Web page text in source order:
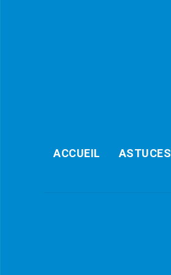
ACCUEIL ASTUCES